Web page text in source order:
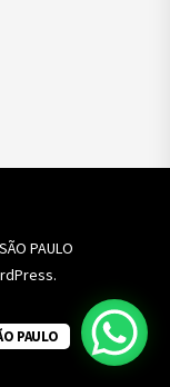
PAULO
PAULO